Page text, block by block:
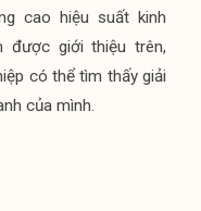
cao hiệu suất kinh
có thể tìm thấy giải
của mình.